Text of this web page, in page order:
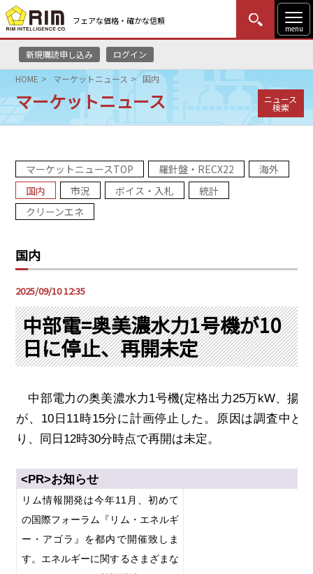
フェアな価格・確かな信頼
menu
新規購読申し込み ログイン
MENU
はじめての方
HOME
リムレポート
メソドロジー
コンサルティング
PRA原則
Q & A
お問い合わせ
年間休刊日
サイトマップ
English Website
Rim Energy Media(韓国語)
HOME マーケットニュース 国内
マーケットニュース ニュース
検索
マーケットニュースTOP 羅針盤・RECX22
海外
国内
市況 ボイス・入札
統計
クリーンエネ
国内
2025/09/10 12:35
中部電=奥美濃水力1号機が10
日に停止、再開未定
中部電力の奥美濃水力1号機(定格出力25万kW、揚
が、 10日 11時15分に計画停止した。原因は調査中と
り、同日12時30分時点で再開は未定。
<PR>お知らせ
リム情報開発は今年11 月、初めて
の国際フォーラム『リム・エネルギ
ー・アゴラ』を都内で開催致しま
す。エネルギーに関するさまざまな